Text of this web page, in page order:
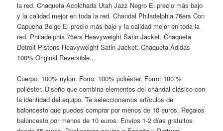
la red. Chaqueta Acolchada Utah Jazz Negro El precio más bajo
y la calidad mejor en toda la red. Chandal Philadelphia 76ers Con
Capucha Beige El precio más bajo y la calidad mejor en toda la
red. Philadelphia 76ers Heavyweight Satin Jacket. Chaqueta
Detroit Pistons Heavyweight Satin Jacket. Chaqueta Ádidas
100% Original Reversible..
Cuerpo: 100% nylon. Forro: 100% poliéster. Forro: 100 %
poliéster. Diseño que combina elementos del chándal clásico con
la identidad del equipo. Te seleccionamos artículos de
baloncesto que puedes comprar por menos de 10 euros. Regalos
baloncesto por menos de 10 euros. Envios 1-2 días gratuitos